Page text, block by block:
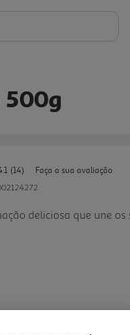
500g
Leu
14
Link
para
(14)
Faça a sua avaliação
deliciosa que une